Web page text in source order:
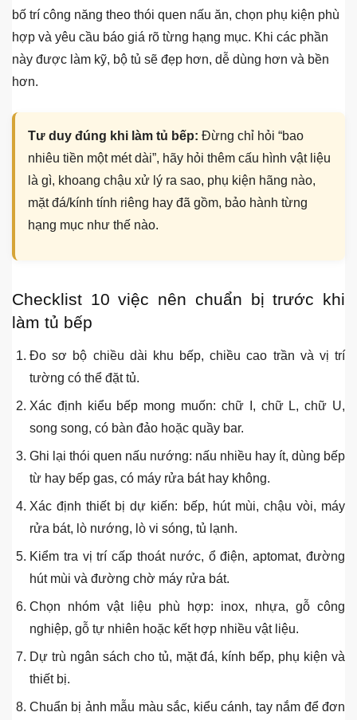
bố trí công năng theo thói quen nấu ăn, chọn phụ kiện phù
hợp và yêu cầu báo giá rõ từng hạng mục. Khi các phần
này được làm kỹ, bộ tủ sẽ đẹp hơn, dễ dùng hơn và bền
hơn.
Tư duy đúng khi làm tủ bếp: Đừng chỉ hỏi “bao
nhiêu tiền một mét dài”, hãy hỏi thêm cấu hình vật liệu
là gì, khoang chậu xử lý ra sao, phụ kiện hãng nào,
mặt đá/kính tính riêng hay đã gồm, bảo hành từng
hạng mục như thế nào.
Checklist 10 việc nên chuẩn bị trước khi
làm tủ bếp
Đo sơ bộ chiều dài khu bếp, chiều cao trần và vị trí
tường có thể đặt tủ.
Xác định kiểu bếp mong muốn: chữ I, chữ L, chữ U,
song song, có bàn đảo hoặc quầy bar.
Ghi lại thói quen nấu nướng: nấu nhiều hay ít, dùng bếp
từ hay bếp gas, có máy rửa bát hay không.
Xác định thiết bị dự kiến: bếp, hút mùi, chậu vòi, máy
rửa bát, lò nướng, lò vi sóng, tủ lạnh.
Kiểm tra vị trí cấp thoát nước, ổ điện, aptomat, đường
hút mùi và đường chờ máy rửa bát.
Chọn nhóm vật liệu phù hợp: inox, nhựa, gỗ công
nghiệp, gỗ tự nhiên hoặc kết hợp nhiều vật liệu.
Dự trù ngân sách cho tủ, mặt đá, kính bếp, phụ kiện và
thiết bị.
Chuẩn bị ảnh mẫu màu sắc, kiểu cánh, tay nắm để đơn